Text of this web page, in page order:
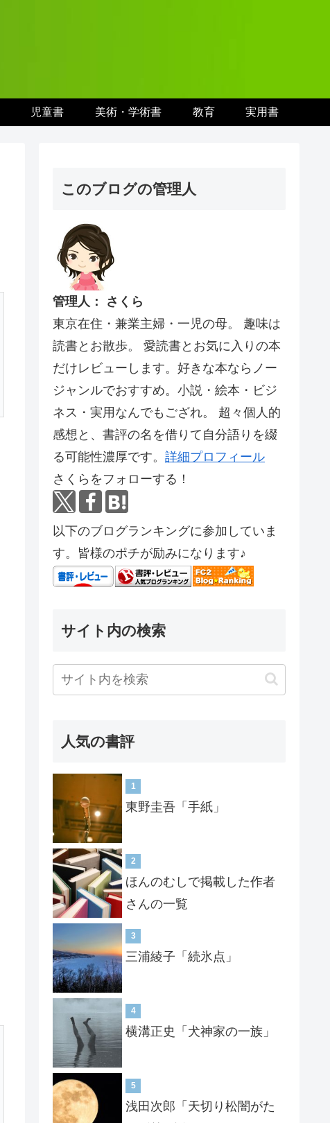
児童書 美術・学術書 教育 実用書
このブログの管理人
管理人： さくら
東京在住・兼業主婦・一児の母。 趣味は
読書とお散歩。 愛読書とお気に入りの本
だけレビューします。好きな本ならノー
ジャンルでおすすめ。小説・絵本・ビジ
ネス・実用なんでもござれ。 超々個人的
感想と、書評の名を借りて自分語りを綴
る可能性濃厚です。 詳細プロフィール
さくらをフォローする！
以下のブログランキングに参加していま
す。皆様のポチが励みになります♪
サイト内の検索
人気の書評
1
東野圭吾「手紙」
2
ほんのむしで掲載した作者
さんの一覧
3
三浦綾子「続氷点」
4
横溝正史「犬神家の一族」
5
浅田次郎「天切り松闇がた